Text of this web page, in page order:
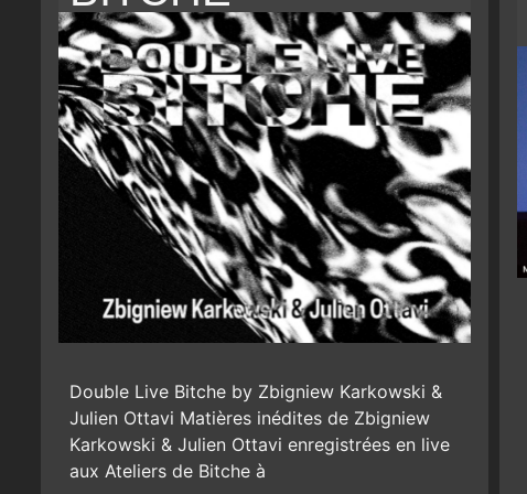
Double Live Bitche by Zbigniew Karkowski &
Julien Ottavi Matières inédites de Zbigniew
Karkowski & Julien Ottavi enregistrées en live
aux Ateliers de Bitche à